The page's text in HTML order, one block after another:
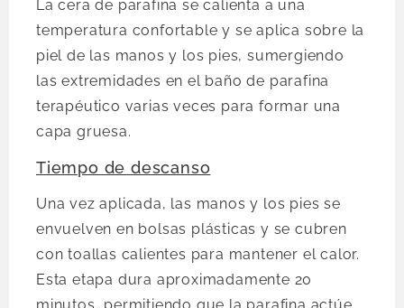
La cera de parafina se calienta a una
temperatura confortable y se aplica sobre la
piel de las manos y los pies, sumergiendo
las extremidades en el baño de parafina
terapéutico varias veces para formar una
capa gruesa.
Tiempo de descanso
Una vez aplicada, las manos y los pies se
envuelven en bolsas plásticas y se cubren
con toallas calientes para mantener el calor.
Esta etapa dura aproximadamente 20
minutos, permitiendo que la parafina actúe